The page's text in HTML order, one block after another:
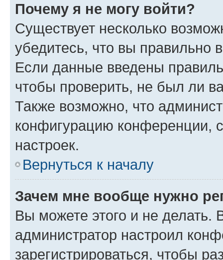
Почему я не могу войти?
Существует несколько
убедитесь, что вы правильно
Если данные введены
чтобы проверить, не был ли
Также возможно, что
конфигурацию конференции,
настроек.
Вернуться к началу
Зачем мне вообще нужно
Вы можете этого и не делать.
администратор настроил
зарегистрироваться, чтобы